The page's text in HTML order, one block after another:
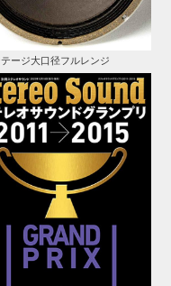
ージ大口径フルレンジ